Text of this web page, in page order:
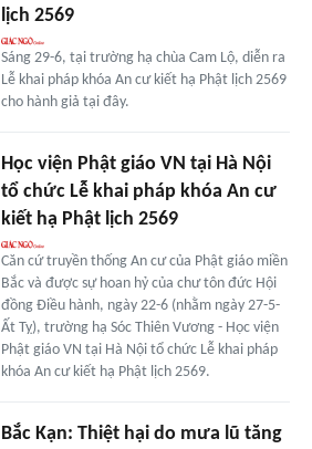
lịch 2569
Sáng 29-6, tại trường hạ chùa Cam Lộ, diễn ra
Lễ khai pháp khóa An cư kiết hạ Phật lịch 2569
cho hành giả tại đây.
Học viện Phật giáo VN tại Hà Nội
tổ chức Lễ khai pháp khóa An cư
kiết hạ Phật lịch 2569
Căn cứ truyền thống An cư của Phật giáo miền
Bắc và được sự hoan hỷ của chư tôn đức Hội
đồng Điều hành, ngày 22-6 (nhằm ngày 27-5-
Ất Tỵ), trường hạ Sóc Thiên Vương - Học viện
Phật giáo VN tại Hà Nội tổ chức Lễ khai pháp
khóa An cư kiết hạ Phật lịch 2569.
Bắc Kạn: Thiệt hại do mưa lũ tăng